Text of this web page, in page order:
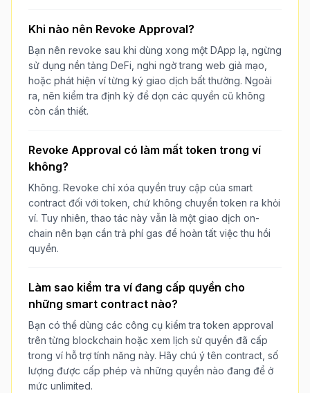
Khi nào nên Revoke Approval?
Bạn nên revoke sau khi dùng xong một DApp lạ, ngừng
sử dụng nền tảng DeFi, nghi ngờ trang web giả mạo,
hoặc phát hiện ví từng ký giao dịch bất thường. Ngoài
ra, nên kiểm tra định kỳ để dọn các quyền cũ không
còn cần thiết.
Revoke Approval có làm mất token trong ví
không?
Không. Revoke chỉ xóa quyền truy cập của smart
contract đối với token, chứ không chuyển token ra khỏi
ví. Tuy nhiên, thao tác này vẫn là một giao dịch on-
chain nên bạn cần trả phí gas để hoàn tất việc thu hồi
quyền.
Làm sao kiểm tra ví đang cấp quyền cho
những smart contract nào?
Bạn có thể dùng các công cụ kiểm tra token approval
trên từng blockchain hoặc xem lịch sử quyền đã cấp
trong ví hỗ trợ tính năng này. Hãy chú ý tên contract, số
lượng được cấp phép và những quyền nào đang để ở
mức unlimited.